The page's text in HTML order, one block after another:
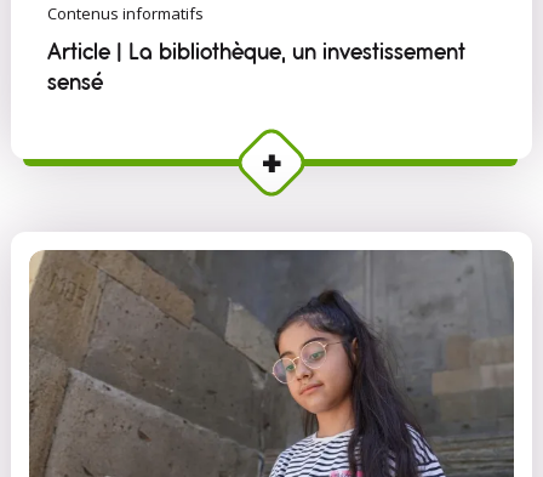
Contenus informatifs
Article | La bibliothèque, un investissement
sensé